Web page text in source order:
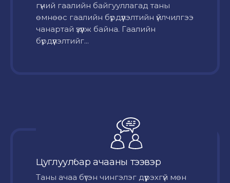
гүний гаалийн байгууллагад таны
өмнөөс гаалийн бүрдүүлэлтийн үйлчилгээ
чанартай үзүүлж байна. Гаалийн
бүрдүүлэлтийг...
Цуглуулбар ачааны тээвэр
Таны ачаа бүтэн чингэлэг дүүрэхгүй мөн